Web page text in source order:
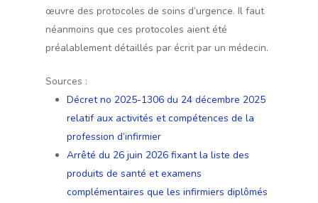
œuvre des protocoles de soins d’urgence. Il faut
néanmoins que ces protocoles aient été
préalablement détaillés par écrit par un médecin.
Sources :
Décret no 2025-1306 du 24 décembre 2025
relatif aux activités et compétences de la
profession d’infirmier
Arrêté du 26 juin 2026 fixant la liste des
produits de santé et examens
complémentaires que les infirmiers diplômés